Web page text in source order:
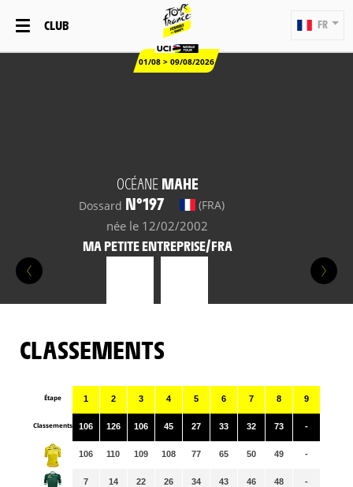
CLUB
01/08 > 09/08/2026
FR
OCÉANE MAHE
Dossard N°197 (FRA)
née le 12/02/2002
MA PETITE ENTREPRISE/FRA
CLASSEMENTS
Étape
Classements
1
106
106
7
2
126
110
14
3
106
109
22
4
45
108
26
5
27
77
34
6
33
65
43
7
32
50
46
8
73
49
48
9
-
-
-